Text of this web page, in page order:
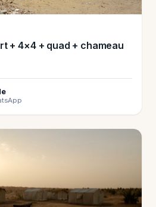
+ 4×4 + quad + chameau